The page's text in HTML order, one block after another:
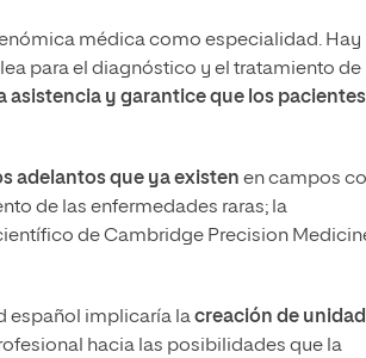
médica como especialidad. Hay
para el diagnóstico y el tratamiento de
y garantice que los
adelantos que ya existen en campos
de las enfermedades raras; la
de Cambridge Precision
español implicaría lacreación de
hacia las posibilidades que la